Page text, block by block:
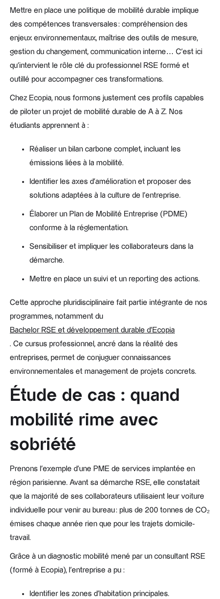
Mettre en place une politique de mobilité durable implique
des compétences transversales : compréhension des
enjeux environnementaux, maîtrise des outils de mesure,
gestion du changement, communication interne… C’est ici
qu’intervient le rôle clé du professionnel RSE formé et
outillé pour accompagner ces transformations.
Chez Ecopia, nous formons justement ces profils capables
de piloter un projet de mobilité durable de A à Z. Nos
étudiants apprennent à :
Réaliser un bilan carbone complet, incluant les
émissions liées à la mobilité.
Identifier les axes d’amélioration et proposer des
solutions adaptées à la culture de l’entreprise.
Élaborer un Plan de Mobilité Entreprise (PDME)
conforme à la réglementation.
Sensibiliser et impliquer les collaborateurs dans la
démarche.
Mettre en place un suivi et un reporting des actions.
Cette approche pluridisciplinaire fait partie intégrante de nos
programmes, notamment du
Bachelor RSE et développement durable d’Ecopia
. Ce cursus professionnel, ancré dans la réalité des
entreprises, permet de conjuguer connaissances
environnementales et management de projets concrets.
Étude de cas : quand
mobilité rime avec
sobriété
Prenons l’exemple d’une PME de services implantée en
région parisienne. Avant sa démarche RSE, elle constatait
que la majorité de ses collaborateurs utilisaient leur voiture
individuelle pour venir au bureau : plus de 200 tonnes de CO₂
émises chaque année rien que pour les trajets domicile-
travail.
Grâce à un diagnostic mobilité mené par un consultant RSE
(formé à Ecopia), l’entreprise a pu :
Identifier les zones d’habitation principales.